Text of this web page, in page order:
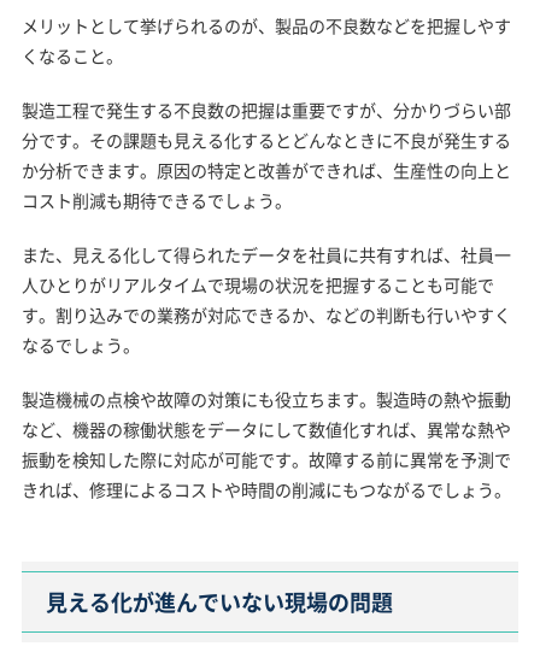
メリットとして挙げられるのが、製品の不良数などを把握しやす
くなること。
製造工程で発生する不良数の把握は重要ですが、分かりづらい部
分です。その課題も見える化するとどんなときに不良が発生する
か分析できます。原因の特定と改善ができれば、生産性の向上と
コスト削減も期待できるでしょう。
また、見える化して得られたデータを社員に共有すれば、社員一
人ひとりがリアルタイムで現場の状況を把握することも可能で
す。割り込みでの業務が対応できるか、などの判断も行いやすく
なるでしょう。
製造機械の点検や故障の対策にも役立ちます。製造時の熱や振動
など、機器の稼働状態をデータにして数値化すれば、異常な熱や
振動を検知した際に対応が可能です。故障する前に異常を予測で
きれば、修理によるコストや時間の削減にもつながるでしょう。
見える化が進んでいない現場の問題